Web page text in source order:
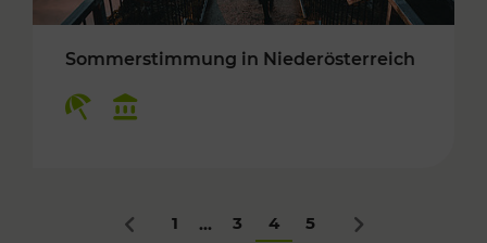
Sommerstimmung in Niederösterreich
Zurück
1 ... 3 4 5 Nächstes